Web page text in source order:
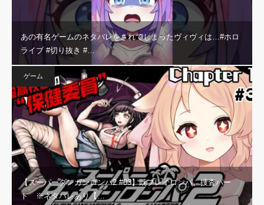
あの有名ゲームのネタバレをされてしまったヴィヴィは…#ホロ
ライブ #切り抜き #…
ゲーム
【スーパーダンガンロンパ2 #03】既プレイロンパ、捜査パー
ト ※ネタバレあり【…